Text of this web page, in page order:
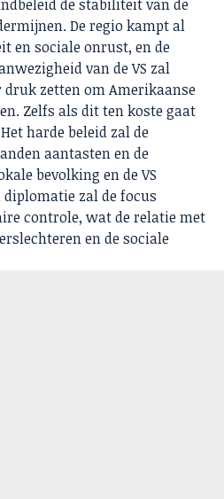
de stabiliteit van de
De regio kampt al
en sociale onrust, en de
van de VS zal
zetten om Amerikaanse
Zelfs als dit ten koste gaat
harde beleid zal de
aantasten en de
bevolking en de VS
zal de focus
controle, wat de relatie met
en de sociale